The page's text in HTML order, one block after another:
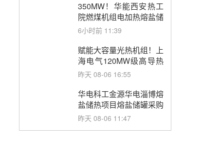
350MW！华能西安热工
院燃煤机组电加热熔盐储
能提升机组灵活性改造项
务采购
6小时前 11:39
赋能大容量光热机组！上
海电气120MW级高导热
空冷发电机通过型式试验
昨天 08-06 16:55
华电科工金源华电淄博熔
盐储热项目熔盐储罐采购
昨天 08-06 11:47